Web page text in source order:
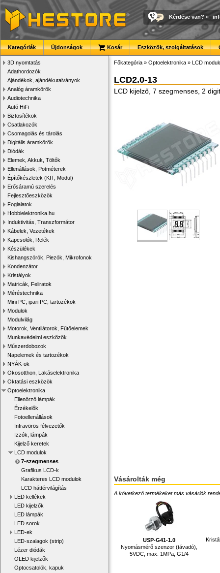
Kérdése van? »
Kategóriák Újdonságok Kosár Eszközök, szolgáltatások
3D nyomtatás
Adathordozók
Ajándékok, ajándékutalványok
Analóg áramkörök
Audiotechnika
Autó HiFi
Biztosítékok
Csatlakozók
Csomagolás és tárolás
Digitális áramkörök
Diódák
Elemek, Akkuk, Töltők
Ellenállások, Potméterek
Építőkészletek (KIT, Modul)
Erősáramú szerelés
Fejlesztőeszközök
Foglalatok
Hobbielektronika.hu
Induktivitás, Transzformátor
Kábelek, Vezetékek
Kapcsolók, Relék
Készülékek
Kishangszórók, Piezók, Mikrofonok
Kondenzátor
Kristályok
Matricák, Feliratok
Méréstechnika
Mini PC, ipari PC, tartozékok
Modulok
Modulvilág
Motorok, Ventilátorok, Fűtőelemek
Munkavédelmi eszközök
Műszerdobozok
Napelemek és tartozékok
NYÁK-ok
Okosotthon, Lakáselektronika
Oktatási eszközök
Optoelektronika
Ellenőrző lámpák
Érzékelők
Fotoellenállások
Infravörös félvezetők
Izzók, lámpák
Kijelző keretek
LCD modulok
7-szegmenses
Grafikus LCD-k
Karakteres LCD modulok
LCD háttérvilágítás
LED kellékek
LED kijelzők
LED lámpák
LED sorok
LED-ek
LED-szalagok (strip)
Lézer diódák
OLED kijelzők
Optocsatolók, kapuk
Főkategória » Optoelektronika » LCD
LCD2.0-13
LCD kijelző, 7 szegmenses, 2
Vásárolták még
A következő termékeket más vásárlók
USP-G41-1.0
Nyomásmérő szenzor (távadó),
5VDC, max. 1MPa, G1/4